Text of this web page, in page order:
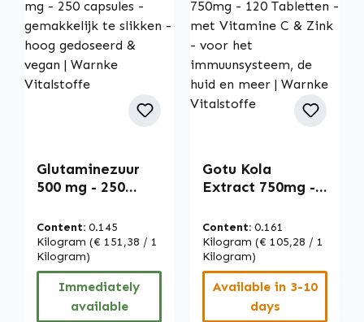
Glutaminezuur
500 mg - 250
gemakkelijk te
slikken - hoog
gedoseerd &
vegan | Warnke
Vitalstoffe
Content: 0.145
Kilogram (€ 151,38 / 1
Kilogram)
Immediately
available
Gotu Kola
Extract 750mg -
met Vitamine C
& Zink - voor het
immuunsysteem,
de huid en meer |
Warnke
Vitalstoffe
Content: 0.161
Kilogram (€ 105,28 / 1
Kilogram)
Available in 3-10
days